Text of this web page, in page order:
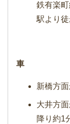
鉄有楽
駅より
車
新橋方
大井方
降り約1